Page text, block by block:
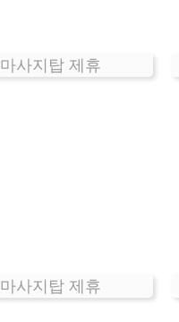
마사지탑 제휴
마사지탑 제휴